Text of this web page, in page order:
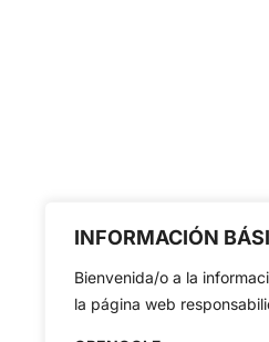
INFORMACIÓN
Bienvenida/o a la
la página web